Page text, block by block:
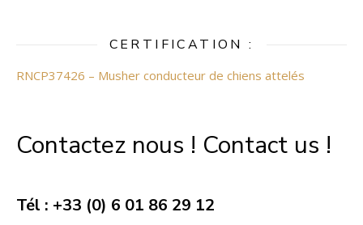
CERTIFICATION :
RNCP37426 – Musher conducteur de chiens attelés
Contactez nous ! Contact us !
Tél : +33 (0) 6 01 86 29 12